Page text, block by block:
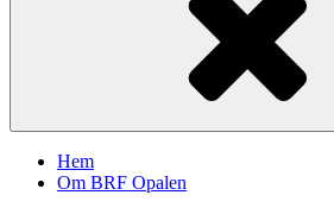
Hem
Om BRF Opalen